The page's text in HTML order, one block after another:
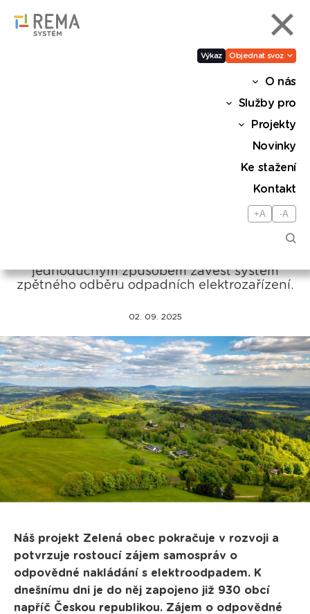
O nás
Služby pro
Projekty
Novinky
Ke stažení
Kontakt
+A -A
Výkaz Objednat svoz
Zelená obec letos překročila
hranici 930 zapojených
jednoduchým způsobem zavést systém
zpětného odběru odpadních elektrozařízení.
02. 09. 2025
Náš projekt Zelená obec pokračuje v rozvoji a
potvrzuje rostoucí zájem samospráv o
odpovědné nakládání s elektroodpadem. K
dnešnímu dni je do něj zapojeno již 930 obcí
napříč Českou republikou. Zájem o odpovědné